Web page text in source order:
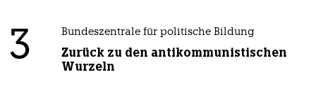
3 Bundeszentrale für politische Bildung
Zurück zu den antikommunistischen
Wurzeln